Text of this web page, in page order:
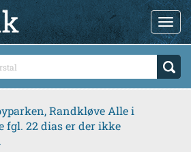
Randkløve Alle i
fgl. 22 dias er der ikke